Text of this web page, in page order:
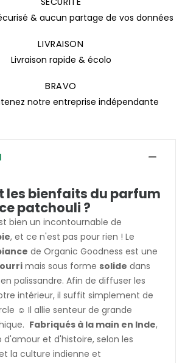
& aucun partage de vos données
LIVRAISON
Livraison rapide & écolo
BRAVO
notre entreprise indépendante
les bienfaits du parfum
patchouli ?
bien un incontournable de
, et ce n'est pas pour rien ! Le
de Organic Goodness est une
mais sous forme solide dans
palissandre. Afin de diffuser les
intérieur, il suffit simplement de
☺️ Il allie senteur de grande
Fabriqués à la main en Inde,
et d'histoire, selon les
la culture indienne et